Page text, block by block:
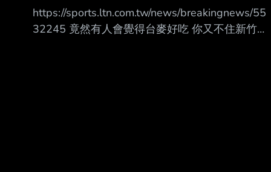
17 Pro --
https://sports.ltn.com.tw/news/breakingnews/55
32245 竟然有人會覺得台麥好吃 你又不住新竹桃